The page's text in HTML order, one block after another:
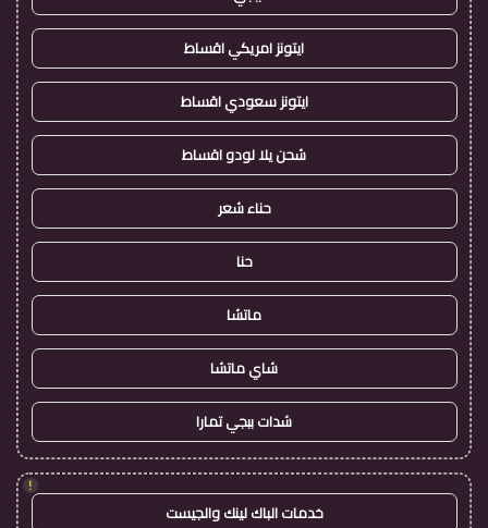
ايتونز امريكي اقساط
ايتونز سعودي اقساط
شحن يلا لودو اقساط
حناء شعر
حنا
ماتشا
شاي ماتشا
شدات ببجي تمارا
!
خدمات الباك لينك والجيست